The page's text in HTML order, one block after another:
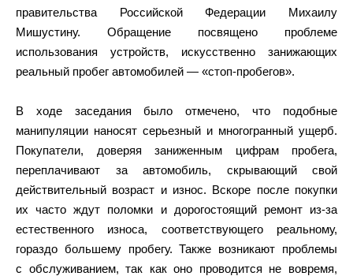
правительства Российской Федерации Михаилу
Мишустину. Обращение посвящено проблеме
использования устройств, искусственно занижающих
реальный пробег автомобилей — «стоп-пробегов».
В ходе заседания было отмечено, что подобные
манипуляции наносят серьезный и многогранный ущерб.
Покупатели, доверяя заниженным цифрам пробега,
переплачивают за автомобиль, скрывающий свой
действительный возраст и износ. Вскоре после покупки
их часто ждут поломки и дорогостоящий ремонт из-за
естественного износа, соответствующего реальному,
гораздо большему пробегу. Также возникают проблемы
с обслуживанием, так как оно проводится не вовремя,